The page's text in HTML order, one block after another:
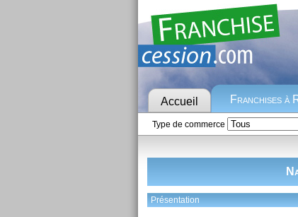
Accueil Franchises à
Type de commerce
Présentation